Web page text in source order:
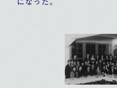
になった。